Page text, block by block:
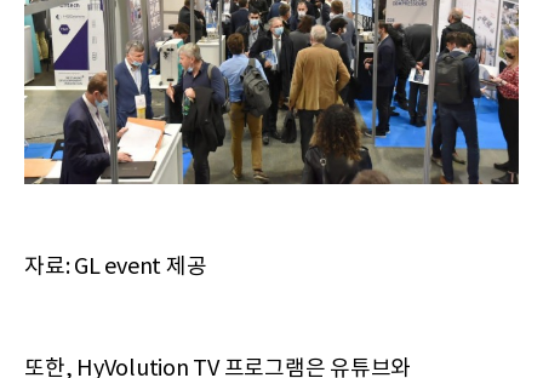
자료: GL event 제공
또한, HyVolution TV 프로그램은 유튜브와